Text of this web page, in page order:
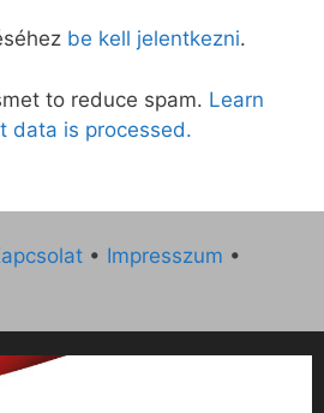
be kell jelentkezni.
to reduce spam. Learn
data is processed.
• Impresszum •